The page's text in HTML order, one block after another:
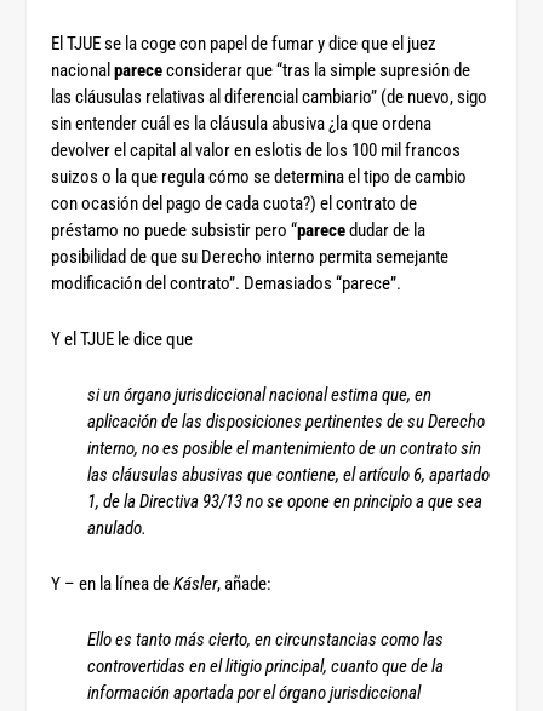
El TJUE se la coge con papel de fumar y dice que el juez
nacionalparececonsiderar que “tras la simple supresión de
las cláusulas relativas al diferencial cambiario” (de nuevo, sigo
sin entender cuál es la cláusula abusiva ¿la que ordena
devolver el capital al valor en eslotis de los 100 mil francos
suizos o la que regula cómo se determina el tipo de cambio
con ocasión del pago de cada cuota?) el contrato de
préstamo no puede subsistir pero “parecedudar de la
posibilidad de que su Derecho interno permita semejante
modificación del contrato”. Demasiados “parece”.
Y el TJUE le dice que
si un órgano jurisdiccional nacional estima que, en
aplicación de las disposiciones pertinentes de su Derecho
interno, no es posible el mantenimiento de un contrato sin
las cláusulas abusivas que contiene, el artículo 6, apartado
1, de la Directiva 93/13 no se opone en principio a que sea
anulado.
Y – en la línea deKásler, añade:
Ello es tanto más cierto, en circunstancias como las
controvertidas en el litigio principal, cuanto que de la
información aportada por el órgano jurisdiccional